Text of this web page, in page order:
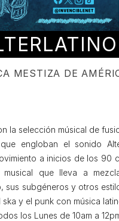
MESTIZA DE
la selección músical de
que engloban el sonido
a inicios de los 90
que lleva a
sus subgéneros y otros
y el punk con música
los Lunes de 10am a